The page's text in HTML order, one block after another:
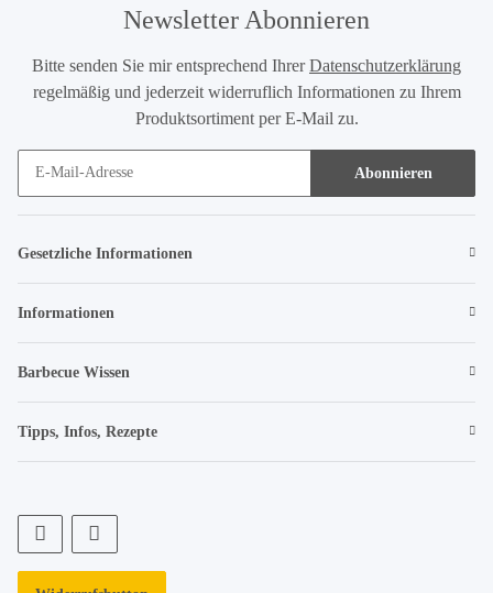
Newsletter Abonnieren
Bitte senden Sie mir entsprechend IhrerDatenschutzerklärung
regelmäßig und jederzeit widerruflich Informationen zu Ihrem
Produktsortiment per E-Mail zu.
Abonnieren
Gesetzliche Informationen
Informationen
Barbecue Wissen
Tipps, Infos, Rezepte